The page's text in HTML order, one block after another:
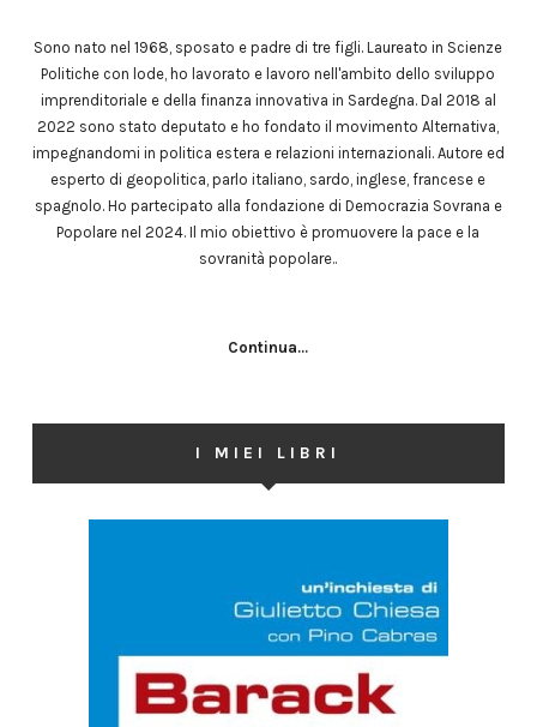
Sono nato nel 1968, sposato e padre di tre figli. Laureato in Scienze
Politiche con lode, ho lavorato e lavoro nell'ambito dello sviluppo
imprenditoriale e della finanza innovativa in Sardegna. Dal 2018 al
2022 sono stato deputato e ho fondato il movimento Alternativa,
impegnandomi in politica estera e relazioni internazionali. Autore ed
esperto di geopolitica, parlo italiano, sardo, inglese, francese e
spagnolo. Ho partecipato alla fondazione di Democrazia Sovrana e
Popolare nel 2024. Il mio obiettivo è promuovere la pace e la
sovranità popolare..
Continua...
I MIEI LIBRI